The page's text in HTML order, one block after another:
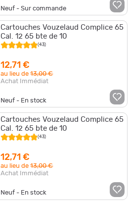
Neuf - Sur commande
Cartouches Vouzelaud Complice 65
Cal. 12 65 bte de 10
(43)
12,71 €
au lieu de13,00 €
Achat Immédiat
Neuf - En stock
Cartouches Vouzelaud Complice 65
Cal. 12 65 bte de 10
(43)
12,71 €
au lieu de13,00 €
Achat Immédiat
Neuf - En stock